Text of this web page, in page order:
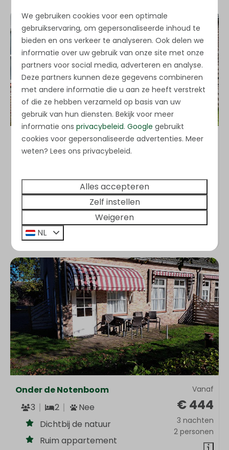
Vanaf
2 personen
Bij de Kastanje
Nee
Ruim appartement
Rustieke ligging
Vanaf
€ 444
3 nachten
2 personen
Onder de Notenboom
3
2
Nee
Dichtbij de natuur
Ruim appartement
We gebruiken cookies voor een optimale
gebruikservaring, om gepersonaliseerde inhoud te
bieden en ons verkeer te analyseren. Ook delen we
informatie over uw gebruik van onze site met onze
partners voor social media, adverteren en analyse.
Deze partners kunnen deze gegevens combineren
met andere informatie die u aan ze heeft verstrekt
of die ze hebben verzameld op basis van uw
gebruik van hun diensten. Bekijk voor meer
informatie onsprivacybeleid.Google gebruikt
cookies voor gepersonaliseerde advertenties. Meer
weten? Lees ons privacybeleid.
Alles accepteren
Zelf instellen
Weigeren
NL